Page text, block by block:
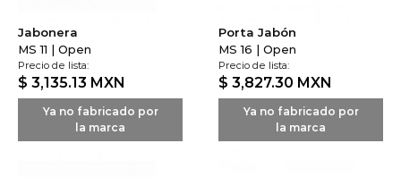
Jabonera
MS 11 | Open
Precio de lista:
$ 3,135.13 MXN
Ya no fabricado por
la marca
Porta Jabón
MS 16 | Open
Precio de lista:
$ 3,827.30 MXN
Ya no fabricado por
la marca